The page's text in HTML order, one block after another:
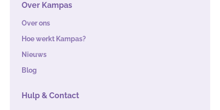
Over Kampas
Over ons
Hoe werkt Kampas?
Nieuws
Blog
Hulp & Contact